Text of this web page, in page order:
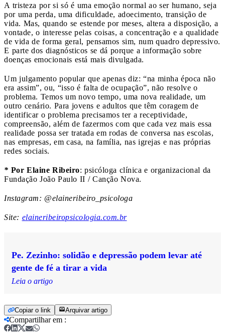
A tristeza por si só é uma emoção normal ao ser humano, seja
por uma perda, uma dificuldade, adoecimento, transição de
vida. Mas, quando se estende por meses, altera a disposição, a
vontade, o interesse pelas coisas, a concentração e a qualidade
de vida de forma geral, pensamos sim, num quadro depressivo.
E parte dos diagnósticos se dá porque a informação sobre
doenças emocionais está mais divulgada.
Um julgamento popular que apenas diz: “na minha época não
era assim”, ou, “isso é falta de ocupação”, não resolve o
problema. Temos um novo tempo, uma nova realidade, um
outro cenário. Para jovens e adultos que têm coragem de
identificar o problema precisamos ter a receptividade,
compreensão, além de fazermos com que cada vez mais essa
realidade possa ser tratada em rodas de conversa nas escolas,
nas empresas, em casa, na família, nas igrejas e nas próprias
redes sociais.
* Por Elaine Ribeiro: psicóloga clínica e organizacional da
Fundação João Paulo II / Canção Nova.
Instagram: @elaineribeiro_psicologa
Site: elaineribeiropsicologia.com.br
Pe. Zezinho: solidão e depressão podem levar até
gente de fé a tirar a vida
Leia o artigo
Copiar o link Arquivar artigo
Compartilhar em :